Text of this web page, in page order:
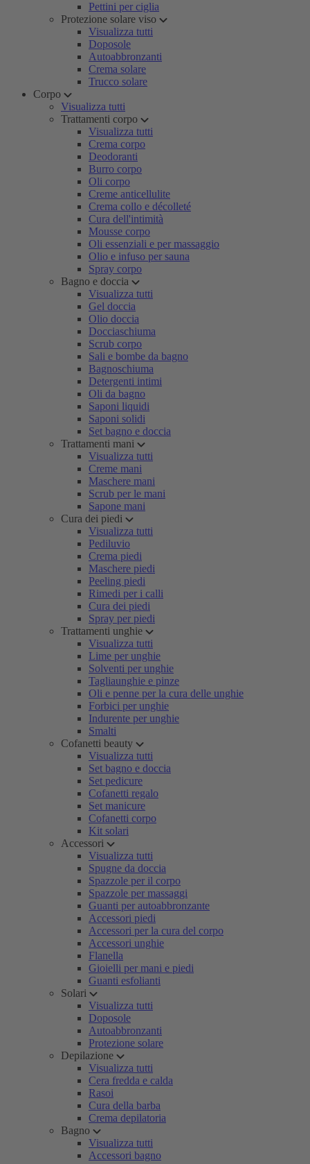
Pettini per ciglia
Protezione solare viso
Visualizza tutti
Doposole
Autoabbronzanti
Crema solare
Trucco solare
Corpo
Visualizza tutti
Trattamenti corpo
Visualizza tutti
Crema corpo
Deodoranti
Burro corpo
Oli corpo
Creme anticellulite
Crema collo e décolleté
Cura dell'intimità
Mousse corpo
Oli essenziali e per massaggio
Olio e infuso per sauna
Spray corpo
Bagno e doccia
Visualizza tutti
Gel doccia
Olio doccia
Docciaschiuma
Scrub corpo
Sali e bombe da bagno
Bagnoschiuma
Detergenti intimi
Oli da bagno
Saponi liquidi
Saponi solidi
Set bagno e doccia
Trattamenti mani
Visualizza tutti
Creme mani
Maschere mani
Scrub per le mani
Sapone mani
Cura dei piedi
Visualizza tutti
Pediluvio
Crema piedi
Maschere piedi
Peeling piedi
Rimedi per i calli
Cura dei piedi
Spray per piedi
Trattamenti unghie
Visualizza tutti
Lime per unghie
Solventi per unghie
Tagliaunghie e pinze
Oli e penne per la cura delle unghie
Forbici per unghie
Indurente per unghie
Smalti
Cofanetti beauty
Visualizza tutti
Set bagno e doccia
Set pedicure
Cofanetti regalo
Set manicure
Cofanetti corpo
Kit solari
Accessori
Visualizza tutti
Spugne da doccia
Spazzole per il corpo
Spazzole per massaggi
Guanti per autoabbronzante
Accessori piedi
Accessori per la cura del corpo
Accessori unghie
Flanella
Gioielli per mani e piedi
Guanti esfolianti
Solari
Visualizza tutti
Doposole
Autoabbronzanti
Protezione solare
Depilazione
Visualizza tutti
Cera fredda e calda
Rasoi
Cura della barba
Crema depilatoria
Bagno
Visualizza tutti
Accessori bagno